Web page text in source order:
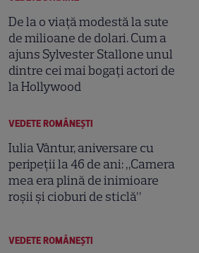
De la o viață modestă la sute
de milioane de dolari. Cum a
ajuns Sylvester Stallone unul
dintre cei mai bogați actori de
la Hollywood
VEDETE ROMÂNEŞTI
Iulia Vântur, aniversare cu
peripeții la 46 de ani: „Camera
mea era plină de inimioare
roșii și cioburi de sticlă”
VEDETE ROMÂNEŞTI